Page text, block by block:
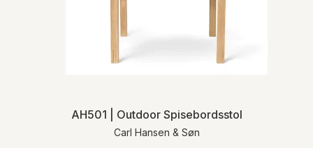
AH501 | Outdoor Spisebordsstol
Carl Hansen & Søn